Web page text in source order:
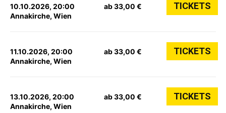
10.10.2026, 20:00
Annakirche, Wien
ab 33,00 € TICKETS
11.10.2026, 20:00
Annakirche, Wien
ab 33,00 € TICKETS
13.10.2026, 20:00
Annakirche, Wien
ab 33,00 € TICKETS